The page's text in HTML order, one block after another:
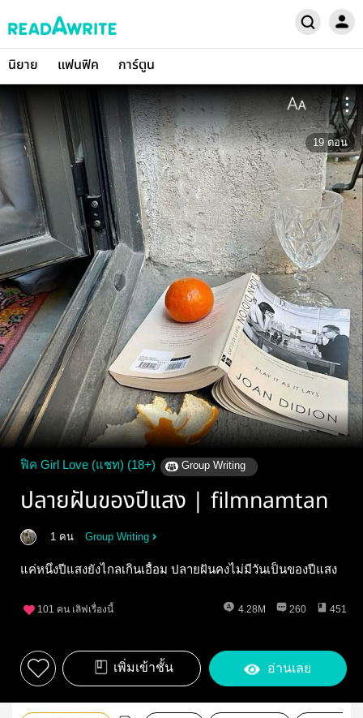
นิยาย แฟนฟิค การ์ตูน
19 ตอน
ฟิค Girl Love (แชท) (18+) Group Writing
ปลายฝันของปีแสง | filmnamtan
1 คน Group Writing
แค่หนึ่งปีแสงยังไกลเกินเอื้อม ปลายฝันคงไม่มีวันเป็นของปีแสง
101 คน เลิฟเรื่องนี้ 4.28M 260 451
เพิ่มเข้าชั้น อ่านเลย